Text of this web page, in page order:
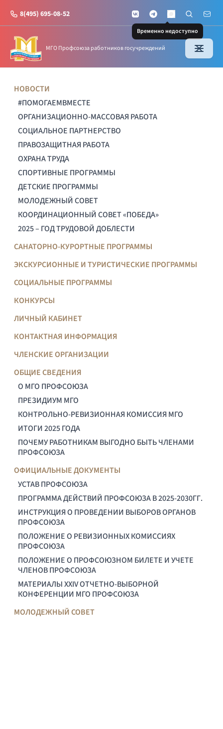
8(495) 695-08-52 VKontakteTelegramMAX
Временно недоступно
Поиск по
Почта
МГО Профсоюза работников госучреждений
НОВОСТИ
#ПОМОГАЕМВМЕСТЕ
ОРГАНИЗАЦИОННО-МАССОВАЯ РАБОТА
СОЦИАЛЬНОЕ ПАРТНЕРСТВО
ПРАВОЗАЩИТНАЯ РАБОТА
ОХРАНА ТРУДА
СПОРТИВНЫЕ ПРОГРАММЫ
ДЕТСКИЕ ПРОГРАММЫ
МОЛОДЕЖНЫЙ СОВЕТ
КООРДИНАЦИОННЫЙ СОВЕТ «ПОБЕДА»
2025 – ГОД ТРУДОВОЙ ДОБЛЕСТИ
САНАТОРНО-КУРОРТНЫЕ ПРОГРАММЫ
ЭКСКУРСИОННЫЕ И ТУРИСТИЧЕСКИЕ ПРОГРАММЫ
СОЦИАЛЬНЫЕ ПРОГРАММЫ
КОНКУРСЫ
ЛИЧНЫЙ КАБИНЕТ
КОНТАКТНАЯ ИНФОРМАЦИЯ
ЧЛЕНСКИЕ ОРГАНИЗАЦИИ
ОБЩИЕ СВЕДЕНИЯ
О МГО ПРОФСОЮЗА
ПРЕЗИДИУМ МГО
КОНТРОЛЬНО-РЕВИЗИОННАЯ КОМИССИЯ МГО
ИТОГИ 2025 ГОДА
ПОЧЕМУ РАБОТНИКАМ ВЫГОДНО БЫТЬ ЧЛЕНАМИ
ПРОФСОЮЗА
ОФИЦИАЛЬНЫЕ ДОКУМЕНТЫ
УСТАВ ПРОФСОЮЗА
ПРОГРАММА ДЕЙСТВИЙ ПРОФСОЮЗА В 2025-2030ГГ.
ИНСТРУКЦИЯ О ПРОВЕДЕНИИ ВЫБОРОВ ОРГАНОВ
ПРОФСОЮЗА
ПОЛОЖЕНИЕ О РЕВИЗИОННЫХ КОМИССИЯХ
ПРОФСОЮЗА
ПОЛОЖЕНИЕ О ПРОФСОЮЗНОМ БИЛЕТЕ И УЧЕТЕ
ЧЛЕНОВ ПРОФСОЮЗА
МАТЕРИАЛЫ XXIV ОТЧЕТНО-ВЫБОРНОЙ
КОНФЕРЕНЦИИ МГО ПРОФСОЮЗА
МОЛОДЕЖНЫЙ СОВЕТ